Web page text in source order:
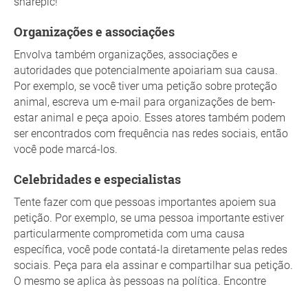
Organizações e associações
Envolva também organizações, associações e
autoridades que potencialmente apoiariam sua causa.
Por exemplo, se você tiver uma petição sobre proteção
animal, escreva um e-mail para organizações de bem-
estar animal e peça apoio. Esses atores também podem
ser encontrados com frequência nas redes sociais, então
você pode marcá-los.
Celebridades e especialistas
Tente fazer com que pessoas importantes apoiem sua
petição. Por exemplo, se uma pessoa importante estiver
particularmente comprometida com uma causa
específica, você pode contatá-la diretamente pelas redes
sociais. Peça para ela assinar e compartilhar sua petição.
O mesmo se aplica às pessoas na política. Encontre